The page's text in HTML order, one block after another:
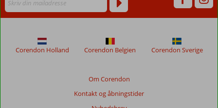
måneder,
længere
Om Corendon
Kontakt og åbningstider
Corendon Holland Corendon Belgien Corendon Sverige